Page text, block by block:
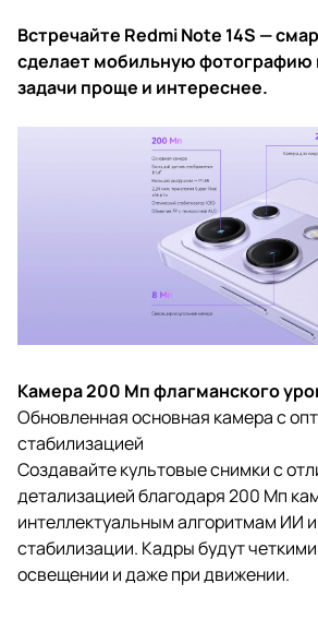
Встречайте Redmi Note 14S —
сделает мобильную фотографию
задачи проще и интереснее.
Камера 200 Мп флагманского
Обновленная основная камера с
стабилизацией
Создавайте культовые снимки с
детализацией благодаря 200 Мп
интеллектуальным алгоритмам ИИ
стабилизации. Кадры будут
освещении и даже при движении.